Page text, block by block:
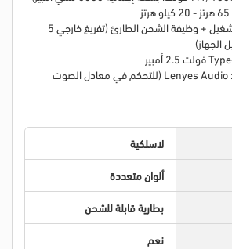
مدخل USB: وضع التشغيل + وظيفة الشحن الطارئ (تفريغ خارجي 5
التطبيقات المدعومة: Lenyes Audio (للتحكم في معادل الصوت
لاسلكية
ألوان متعددة
بطارية قابلة للشحن
نعم